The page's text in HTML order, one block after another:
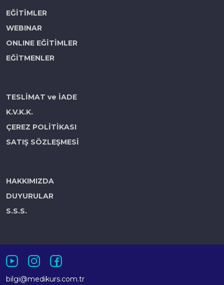
EĞİTİMLER
WEBINAR
ONLINE EĞİTİMLER
EĞİTMENLER
TESLİMAT ve İADE
K.V.K.K.
ÇEREZ POLİTİKASI
SATIŞ SÖZLEŞMESİ
HAKKIMIZDA
DUYURULAR
S.S.S.
bilgi@medikurs.com.tr